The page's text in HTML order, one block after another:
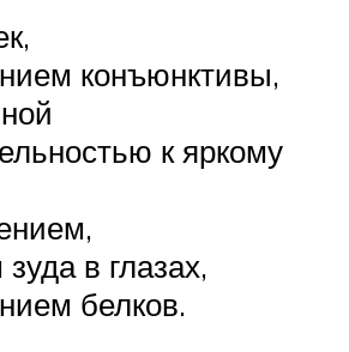
конъюнктивы,
к яркому
в глазах,
белков.